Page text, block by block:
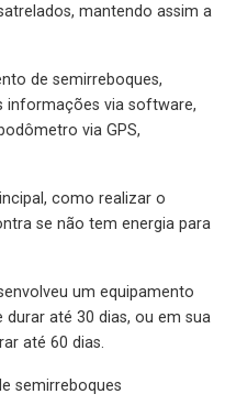
mantendo assim a
de semirreboques,
informações via software,
via GPS,
como realizar o
se não tem energia para
um equipamento
até 30 dias, ou em sua
até 60 dias.
semirreboques